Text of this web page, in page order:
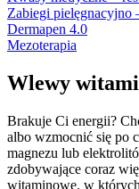
Zabiegi pielęgnacyjno
Dermapen 4.0
Mezoterapia
Wlewy
Brakuje Ci energii?
albo wzmocnić się po
magnezu lub
zdobywające coraz
witaminowe, w